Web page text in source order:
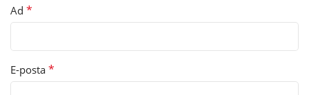
Ad *
E-posta *